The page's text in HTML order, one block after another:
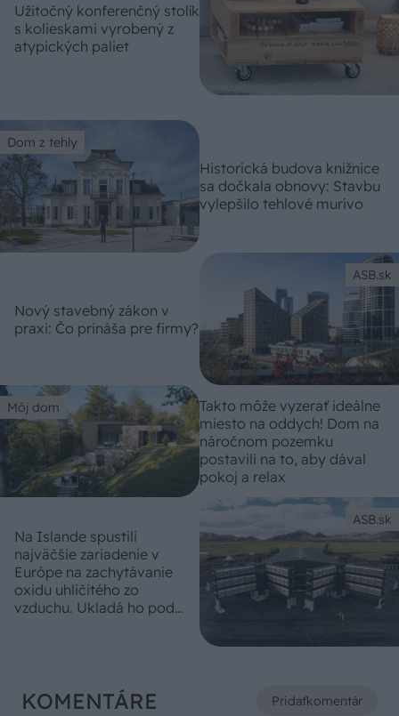
Užitočný konferenčný stolík
s kolieskami vyrobený z
atypických paliet
Dom z tehly
Historická budova knižnice
sa dočkala obnovy: Stavbu
vylepšilo tehlové murivo
ASB.sk
Nový stavebný zákon v
praxi: Čo prináša pre firmy?
Môj dom
Takto môže vyzerať ideálne
miesto na oddych! Dom na
náročnom pozemku
postavili na to, aby dával
pokoj a relax
ASB.sk
Na Islande spustili
najväčšie zariadenie v
Európe na zachytávanie
oxidu uhličitého zo
vzduchu. Ukladá ho pod
KOMENTÁRE Pridaťkomentár